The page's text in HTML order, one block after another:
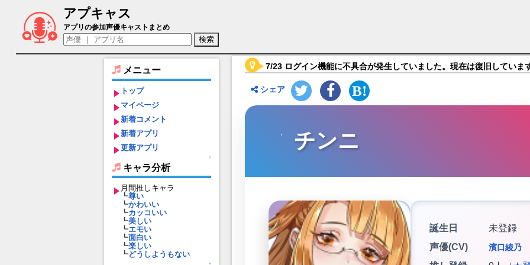
アプキャス
チンニ（声優：濱口綾乃)【星の翼】キャラ紹介
アプリの参加声優キャストまとめ
メニュー
トップ
マイページ
新着コメント
新着アプリ
更新アプリ
↑
キャラ分析
月間推しキャラ
┗尊い
┗かわいい
┗カッコいい
┗美しい
┗エモい
┗面白い
┗楽しい
┗どうしようもない
7/23 ログイン機能に不具合が発生していました。現在は復旧していま
シェア
チンニ
誕生日
未登録
声優(CV)
濱口綾乃